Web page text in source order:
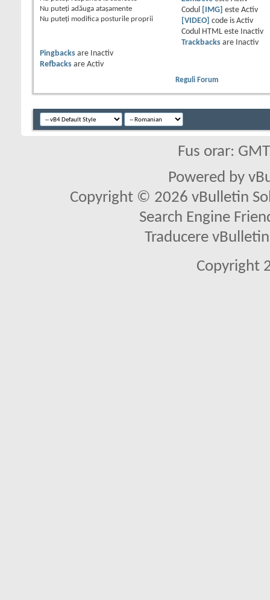
Nu puteţi adăuga ataşamente
Nu puteţi modifica posturile proprii
Codul
[IMG] este Activ
[VIDEO] code is Activ
Codul HTML este
Inactiv
Trackbacksare
Inactiv
Pingbacks are
Inactiv
Refbacks are Activ
Reguli Forum
Fus orar:
Powered by
Copyright © 2026 vBulletin
Search Engine
Traducere
Copyright